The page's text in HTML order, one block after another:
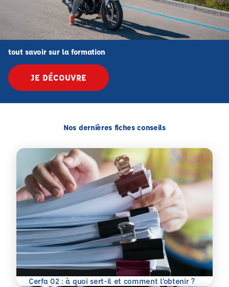
tout savoir sur la formation
JE DÉCOUVRE
Nos dernières fiches conseils
Cerfa 02 : à quoi sert-il et comment l’obtenir ?
En savoir plus